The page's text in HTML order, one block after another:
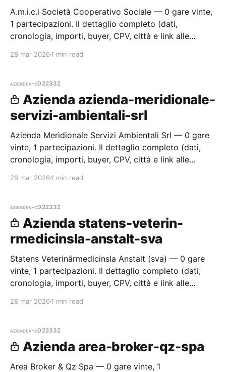
A.m.i.c.i Società Cooperativo Sociale — 0 gare vinte,
1 partecipazioni. Il dettaglio completo (dati,
cronologia, importi, buyer, CPV, città e link alle
28 mar 2026 1 min read
aziendev-c022332
Azienda azienda-meridionale-
servizi-ambientali-srl
Azienda Meridionale Servizi Ambientali Srl — 0 gare
vinte, 1 partecipazioni. Il dettaglio completo (dati,
cronologia, importi, buyer, CPV, città e link alle
28 mar 2026 1 min read
aziendev-c022332
Azienda statens-veterin-
rmedicinsla-anstalt-sva
Statens Veterinärmedicinsla Anstalt (sva) — 0 gare
vinte, 1 partecipazioni. Il dettaglio completo (dati,
cronologia, importi, buyer, CPV, città e link alle
28 mar 2026 1 min read
aziendev-c022332
Azienda area-broker-qz-spa
Area Broker & Qz Spa — 0 gare vinte, 1